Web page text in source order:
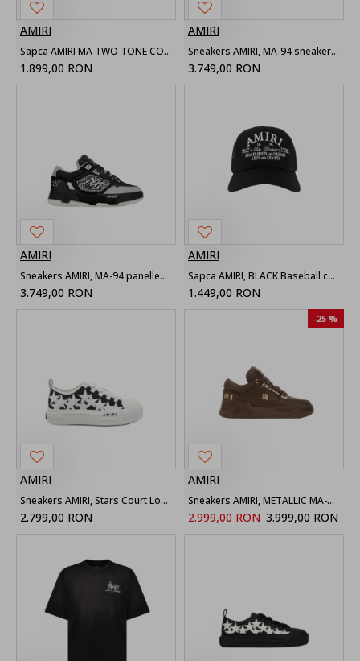
AMIRI
Sapca AMIRI MA TWO TONE COTTON HAT, Beige
1.899,00 RON
AMIRI
Sneakers AMIRI, MA-94 sneakers Grey
3.749,00 RON
AMIRI
Sneakers AMIRI, MA-94 panelled Black
3.749,00 RON
AMIRI
Sapca AMIRI, BLACK Baseball cap
1.449,00 RON
AMIRI
Sneakers AMIRI, Stars Court Low sneaker
2.799,00 RON
-25 %
AMIRI
Sneakers AMIRI, METALLIC MA-1, Brawn
2.999,00 RON 3.999,00 RON